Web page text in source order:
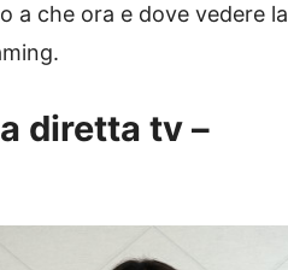
a che ora e dove vedere la
diretta tv –